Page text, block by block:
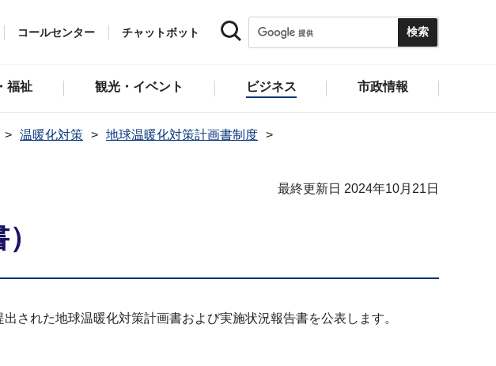
コールセンター チャットボット
福祉 観光・イベント ビジネス 市政情報
温暖化対策
地球温暖化対策計画書制度
最終更新日 2024年10月21日
された地球温暖化対策計画書および実施状況報告書を公表します。